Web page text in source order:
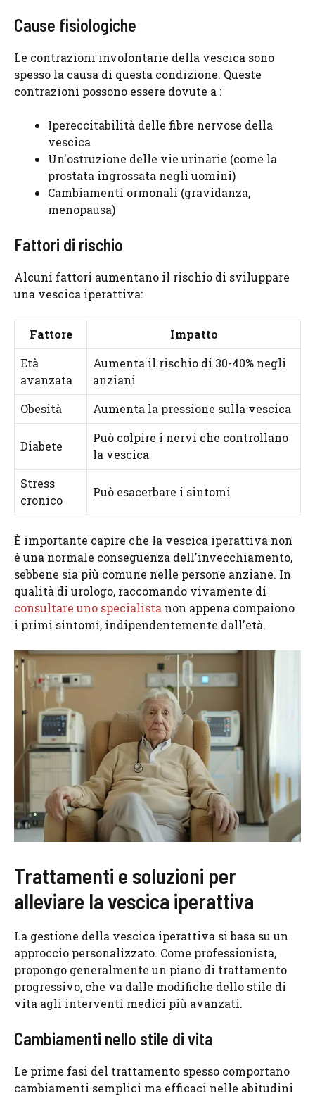
Cause fisiologiche
Le contrazioni involontarie della vescica sono
spesso la causa di questa condizione. Queste
contrazioni possono essere dovute a :
Ipereccitabilità delle fibre nervose della
vescica
Un'ostruzione delle vie urinarie (come la
prostata ingrossata negli uomini)
Cambiamenti ormonali (gravidanza,
menopausa)
Fattori di rischio
Alcuni fattori aumentano il rischio di sviluppare
una vescica iperattiva:
Fattore
Impatto
Età
avanzata
Aumenta il rischio di 30-40% negli
anziani
Obesità
Aumenta la pressione sulla vescica
Diabete
Può colpire i nervi che controllano
la vescica
Stress
cronico
Può esacerbare i sintomi
È importante capire che la vescica iperattiva non
è una normale conseguenza dell'invecchiamento,
sebbene sia più comune nelle persone anziane. In
qualità di urologo, raccomando vivamente di
consultare uno specialista non appena compaiono
i primi sintomi, indipendentemente dall'età.
Trattamenti e soluzioni per
alleviare la vescica iperattiva
La gestione della vescica iperattiva si basa su un
approccio personalizzato. Come professionista,
propongo generalmente un piano di trattamento
progressivo, che va dalle modifiche dello stile di
vita agli interventi medici più avanzati.
Cambiamenti nello stile di vita
Le prime fasi del trattamento spesso comportano
cambiamenti semplici ma efficaci nelle abitudini